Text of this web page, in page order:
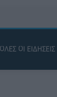
ΟΛΕΣ ΟΙ ΕΙΔΗΣΕΙΣ